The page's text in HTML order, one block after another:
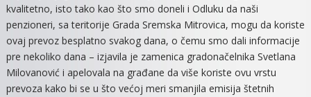
kvalitetno, isto tako kao što smo doneli i Odluku da naši
penzioneri, sa teritorije Grada Sremska Mitrovica, mogu da koriste
ovaj prevoz besplatno svakog dana, o čemu smo dali informacije
pre nekoliko dana – izjavila je zamenica gradonačelnika Svetlana
Milovanović i apelovala na građane da više koriste ovu vrstu
prevoza kako bi se u što većoj meri smanjila emisija štetnih